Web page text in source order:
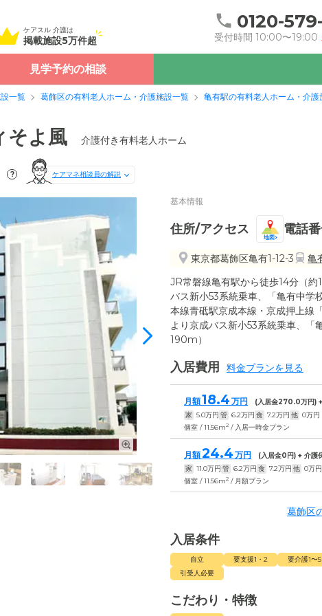
ケアスル 介護は
掲載施設5万件超
0120-
受付時間 10:00〜19:00
見学予約の相談
一覧 葛飾区の有料老人ホーム・介護施設一覧 亀有駅の有料老人ホーム・介護
そよ風 介護付き有料老人ホーム
? ケアマネ相談員の解説
基本情報
住所/アクセス
地図
電話
東京都葛飾区亀有1-12-3 亀
JR常磐線亀有駅から徒歩14分（
バス新小53系統乗車、「亀有中
本線青砥駅京成本線・京成押上線
より京成バス新小53系統乗車、「
190m）
入居費用 料金プランを見る
月額18.4 万円 (入居金270.0万円)
家 5.0万円 管 6.2万円 食 7.2万円 他 0万円
個室 / 11.56m2 / 入居一時金プラン
月額24.4 万円 (入居金0円) + 介護
家 11.0万円 管 6.2万円 食 7.2万円 他 0万円
個室 / 11.56m2 / 月額プラン
葛飾区
入居条件
自立 要支援1・2 要介護1〜5
引受人必要
こだわり・特徴